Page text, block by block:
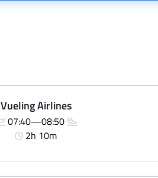
Vueling Airlines
07:40—08:50
2h 10m